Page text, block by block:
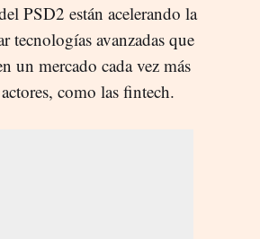
PSD2 están acelerando la
tecnologías avanzadas que
un mercado cada vez más
como las fintech.